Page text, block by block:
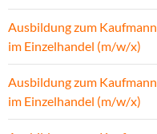
Ausbildung zum Kaufmann
im Einzelhandel (m/w/x)
Ausbildung zum Kaufmann
im Einzelhandel (m/w/x)